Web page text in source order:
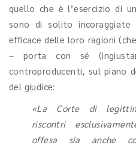
quello che è l’esercizio di
sono di solito incoraggiate
efficace delle loro ragioni
– porta con sé
controproducenti, sul piano
del giudice:
«La Corte di
riscontri
offesa sia anche